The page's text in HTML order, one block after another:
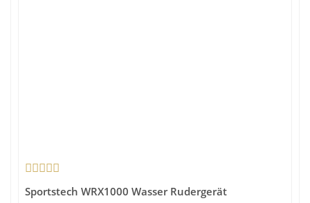
Sportstech WRX1000 Wasser Rudergerät